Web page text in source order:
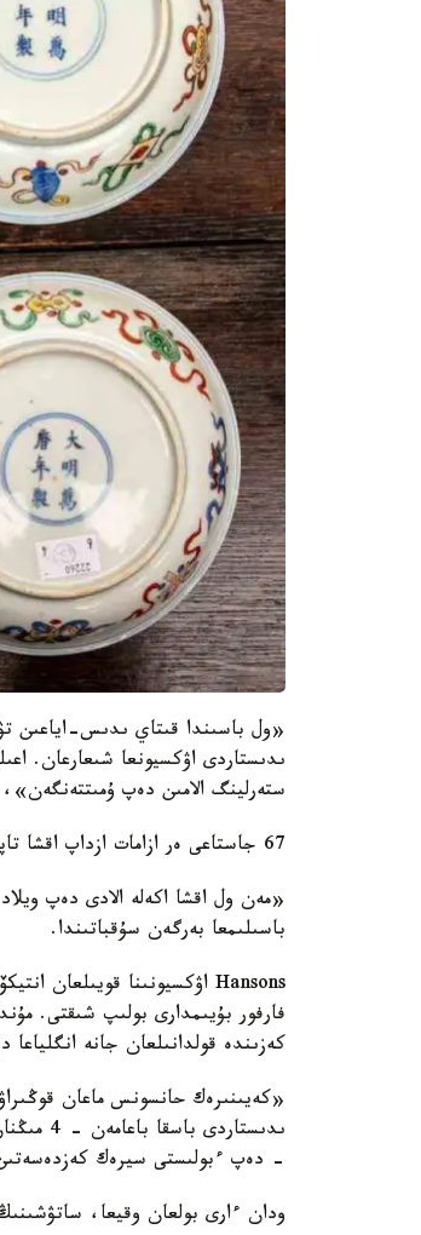
«ول باسىندا قىتاي ىدىس-اياعىن
ستەرلينگ الامىن دەپ
67 جاستاعى ەر ازامات ازداپ اقشا تاپقىسى كەلگەنىن ايتادى.
«مەن ول اقشا اكەلە الادى دەپ
باسىلىمعا بەرگەن سۇقباتىندا.
فارفور بۇيىمدارى بولىپ شىقتى.
كەزىندە قولدانىلعان جانە
«كەيىنىرەك حانسونس ماعان
- دەپ ءبولىستى سيرەك كەزدەسەتىن
ودان ءارى بولعان وقيعا،